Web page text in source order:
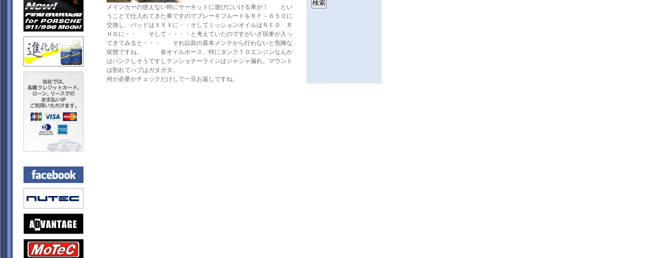
メインカーの使えない時にサーキットに遊びにいける車が！ とい
うことで仕入れてきた車ですのでブレーキフルードをＲＦ－６５０に
交換し、パッドはＸＸＸに・・そしてミッションオイルはＮＥＯ Ｒ
ＨＤに・・ そして・・・・と考えていたのですがいざ現車が入っ
てきてみると・・・ それ以前の基本メンテから行わないと危険な
状態ですね。 各オイルホース、特にタンクＴＯエンジンなんか
はパンクしそうですしテンショナーラインはジャジャ漏れ。マウント
は割れてハブはガタガタ。
何が必要かチェックだけして一旦お返しですね。